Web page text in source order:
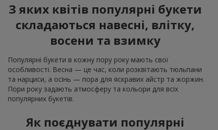
З яких квітів популярні букети
складаються навесні, влітку,
восени та взимку
Популярні букети в кожну пору року мають свої
особливості. Весна — це час, коли розквітають тюльпани
та нарциси, а осінь — пора для яскравих айстр та жоржин.
Пори року задають атмосферу та кольори для всіх
популярних букетів.
Як поєднувати популярні